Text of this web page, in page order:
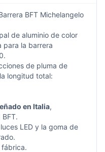
BFT Michelangelo
de aluminio de color
para la barrera
de pluma de
longitud total:
en Italia,
LED y la goma de
fábrica.